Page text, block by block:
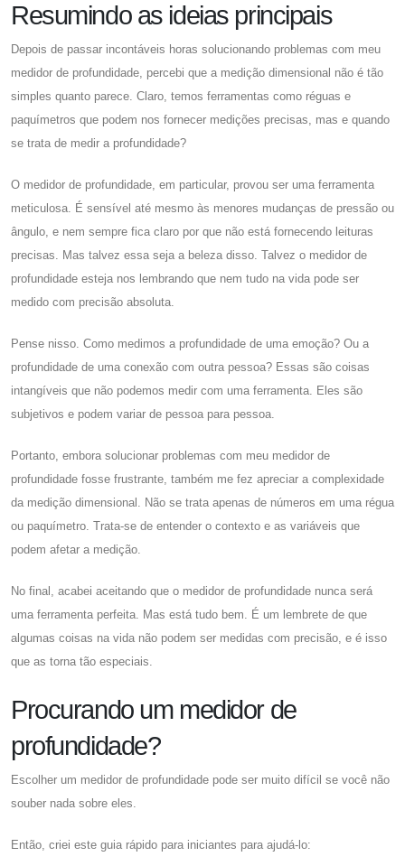
Resumindo as ideias principais
Depois de passar incontáveis ​​horas solucionando problemas com meu
medidor de profundidade, percebi que a medição dimensional não é tão
simples quanto parece. Claro, temos ferramentas como réguas e
paquímetros que podem nos fornecer medições precisas, mas e quando
se trata de medir a profundidade?
O medidor de profundidade, em particular, provou ser uma ferramenta
meticulosa. É sensível até mesmo às menores mudanças de pressão ou
ângulo, e nem sempre fica claro por que não está fornecendo leituras
precisas. Mas talvez essa seja a beleza disso. Talvez o medidor de
profundidade esteja nos lembrando que nem tudo na vida pode ser
medido com precisão absoluta.
Pense nisso. Como medimos a profundidade de uma emoção? Ou a
profundidade de uma conexão com outra pessoa? Essas são coisas
intangíveis que não podemos medir com uma ferramenta. Eles são
subjetivos e podem variar de pessoa para pessoa.
Portanto, embora solucionar problemas com meu medidor de
profundidade fosse frustrante, também me fez apreciar a complexidade
da medição dimensional. Não se trata apenas de números em uma régua
ou paquímetro. Trata-se de entender o contexto e as variáveis ​​que
podem afetar a medição.
No final, acabei aceitando que o medidor de profundidade nunca será
uma ferramenta perfeita. Mas está tudo bem. É um lembrete de que
algumas coisas na vida não podem ser medidas com precisão, e é isso
que as torna tão especiais.
Procurando um medidor de
profundidade?
Escolher um medidor de profundidade pode ser muito difícil se você não
souber nada sobre eles.
Então, criei este guia rápido para iniciantes para ajudá-lo: